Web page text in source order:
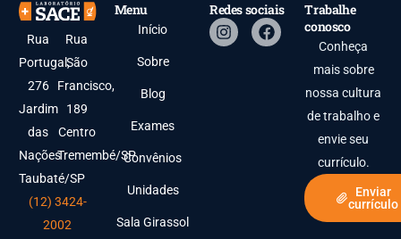
Rua
Portugal,
276
Jardim
das
Nações
Taubaté/SP
Rua
São
Francisco,
189
Centro
Tremembé/SP
(12) 3424-
2002
Menu
Início
Sobre
Blog
Exames
Convênios
Unidades
Sala Girassol
Redes sociais
Trabalhe
conosco
Conheça
mais sobre
nossa cultura
de trabalho e
envie seu
currículo.
Enviar
currículo